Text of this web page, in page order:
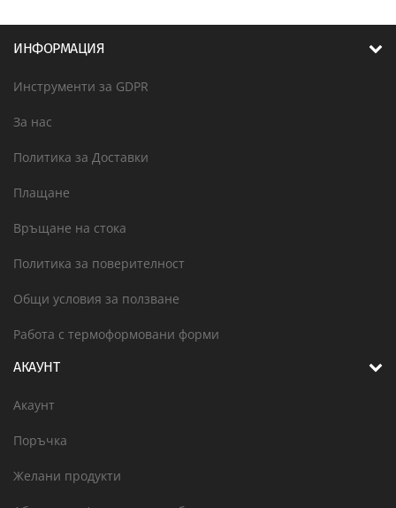
ИНФОРМАЦИЯ
Инструменти за GDPR
За нас
Политика за Доставки
Плащане
Връщане на стока
Политика за поверителност
Общи условия за ползване
Работа с термоформовани форми
АКАУНТ
Акаунт
Поръчка
Желани продукти